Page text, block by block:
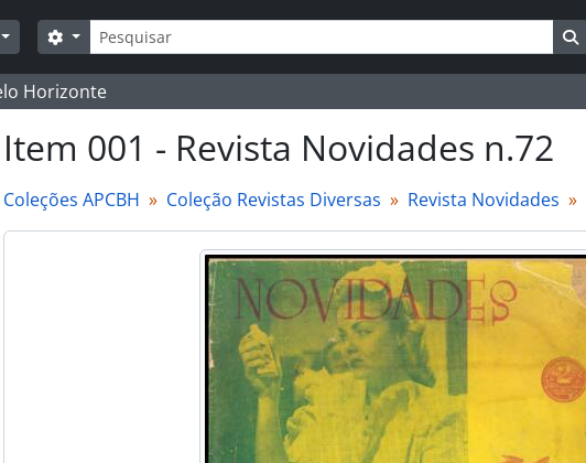
Buscar
Opções de busca
Horizonte
Item 001 - Revista Novidades n.72
Coleções APCBH Coleção Revistas Diversas Revista Novidades